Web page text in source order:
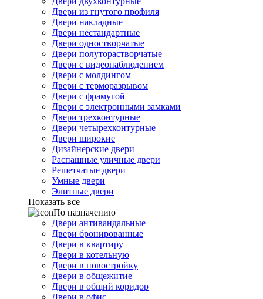
Двери из гнутого профиля
Двери накладные
Двери нестандартные
Двери одностворчатые
Двери полуторастворчатые
Двери с видеонаблюдением
Двери с молдингом
Двери с терморазрывом
Двери с фрамугой
Двери с электронными замками
Двери трехконтурные
Двери четырехконтурные
Двери широкие
Дизайнерские двери
Распашные уличные двери
Решетчатые двери
Умные двери
Элитные двери
Показать все
По назначению
Двери антивандальные
Двери бронированные
Двери в квартиру
Двери в котельную
Двери в новостройку
Двери в общежитие
Двери в общий коридор
Двери в офис